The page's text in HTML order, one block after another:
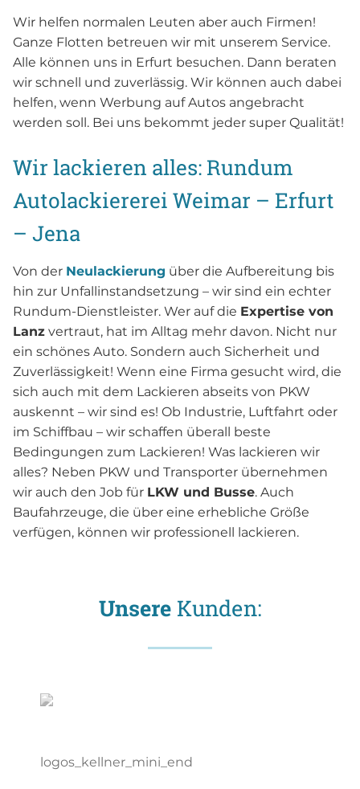
Wir helfen normalen Leuten aber auch Firmen!
Ganze Flotten betreuen wir mit unserem Service.
Alle können uns in Erfurt besuchen. Dann beraten
wir schnell und zuverlässig. Wir können auch dabei
helfen, wenn Werbung auf Autos angebracht
werden soll. Bei uns bekommt jeder super Qualität!
Wir lackieren alles: Rundum
Autolackiererei Weimar – Erfurt
– Jena
Von der Neulackierung über die Aufbereitung bis
hin zur Unfallinstandsetzung – wir sind ein echter
Rundum-Dienstleister. Wer auf die Expertise von
Lanz vertraut, hat im Alltag mehr davon. Nicht nur
ein schönes Auto. Sondern auch Sicherheit und
Zuverlässigkeit! Wenn eine Firma gesucht wird, die
sich auch mit dem Lackieren abseits von PKW
auskennt – wir sind es! Ob Industrie, Luftfahrt oder
im Schiffbau – wir schaffen überall beste
Bedingungen zum Lackieren!​ Was lackieren wir
alles? Neben PKW und Transporter übernehmen
wir auch den Job für LKW und Busse. Auch
Baufahrzeuge, die über eine erhebliche Größe
verfügen, können wir professionell lackieren.
UnsereKunden: